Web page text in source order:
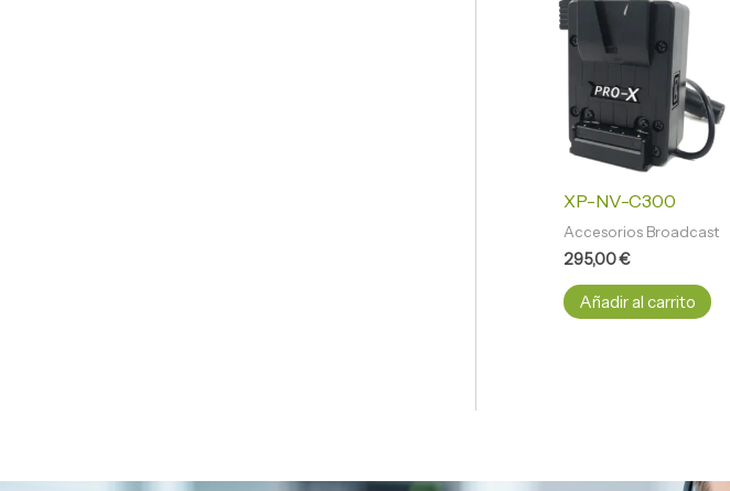
XP-NV-C300
Accesorios Broadcast
295,00€
Añadir al carrito